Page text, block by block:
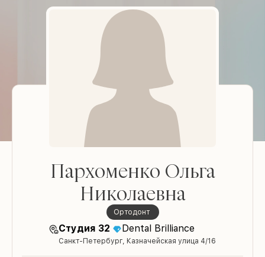
Пархоменко Ольга
Николаевна
Ортодонт
Студия 32 Dental Brilliance
Санкт-Петербург, Казначейская улица 4/16